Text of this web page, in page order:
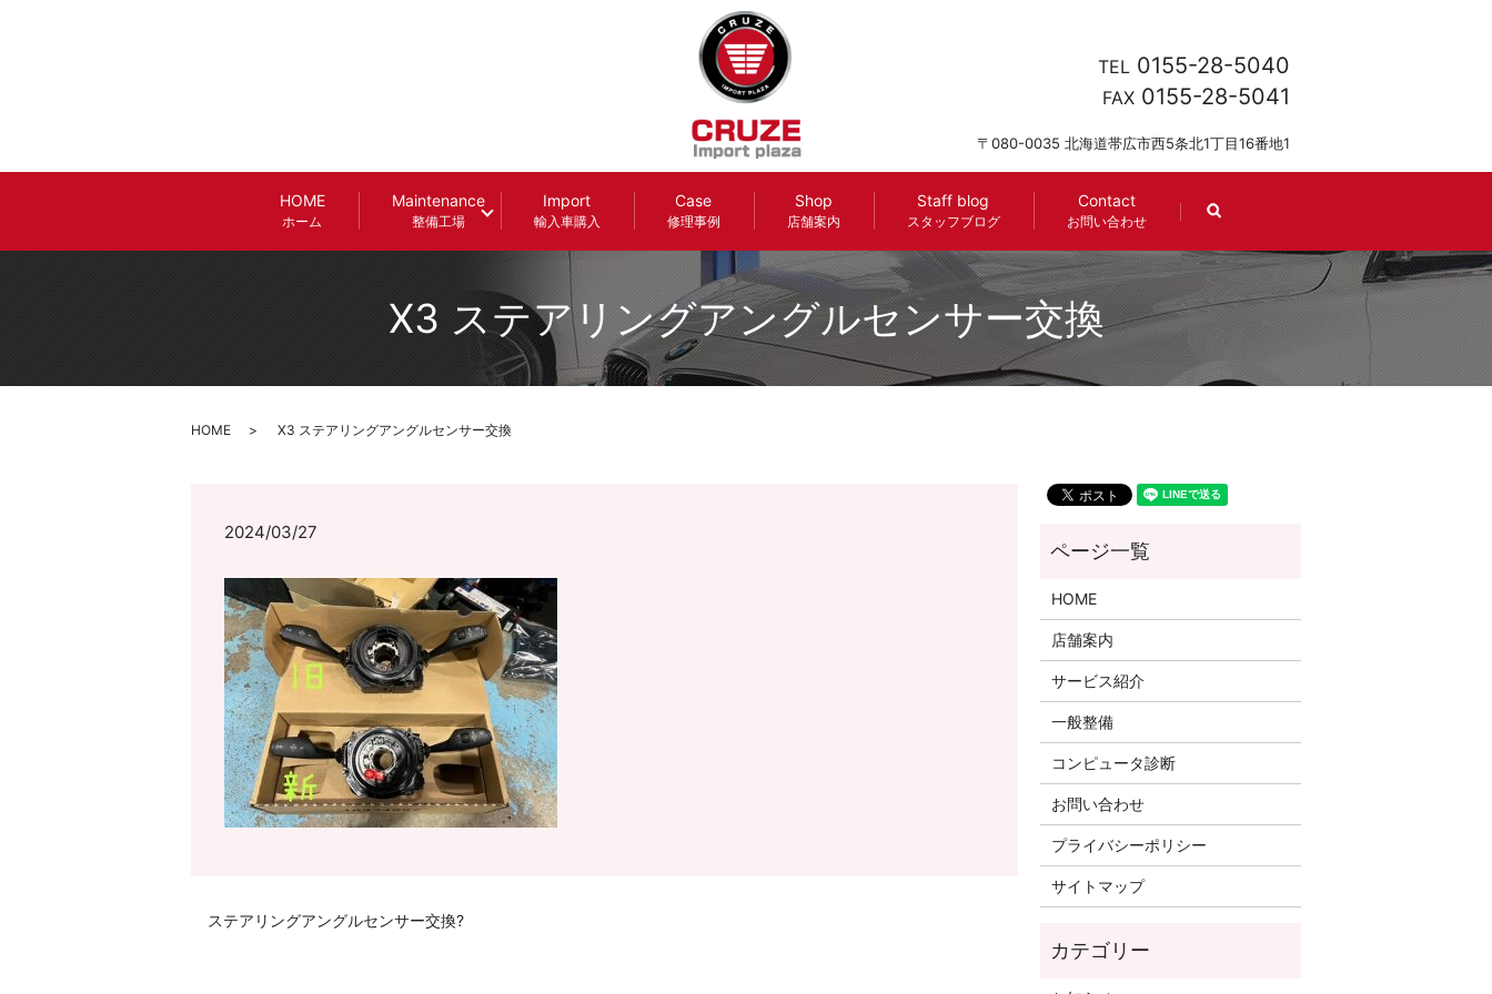
HOME
ホーム
Maintenance
整備工場
Import
輸入車購入
Case
修理事例
Shop
店舗案内
Staff blog
スタッフブログ
Contact
お問い合わせ search
TEL 0155-28-5040
FAX 0155-28-5041
〒080-0035 北海道帯広市西5条北1丁目16番地1
X3 ステアリングアングルセンサー交換
HOME X3 ステアリングアングルセンサー交換
2024/03/27
ステアリングアングルセンサー交換?
HOME
店舗案内
サービス紹介
一般整備
コンピュータ診断
お問い合わせ
プライバシーポリシー
サイトマップ